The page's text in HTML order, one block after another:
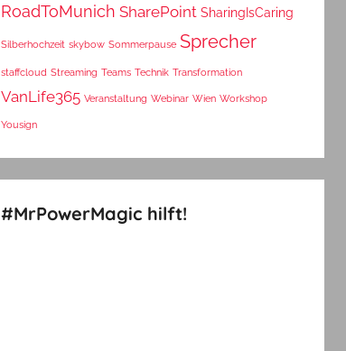
RoadToMunich SharePoint SharingIsCaring
Silberhochzeit skybow Sommerpause Sprecher
staffcloud Streaming Teams Technik Transformation
VanLife365 Veranstaltung Webinar Wien Workshop
Yousign
#MrPowerMagic hilft!